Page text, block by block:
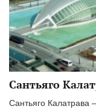
Сантьяго
Сантьяго Калатрава